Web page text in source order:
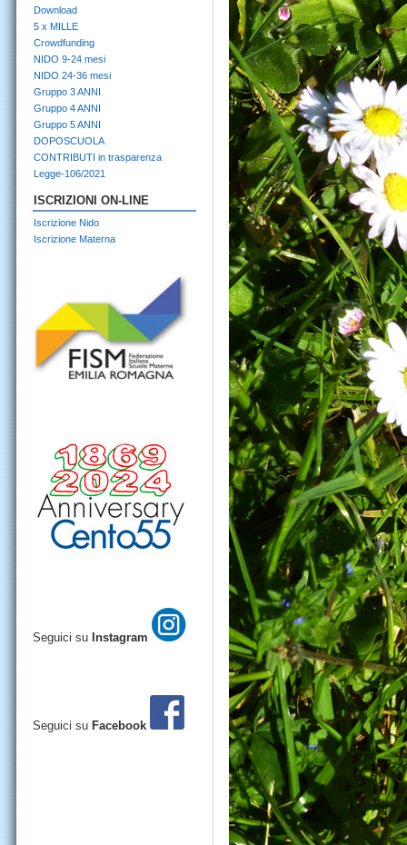
Download
5 x MILLE
Crowdfunding
NIDO 9-24 mesi
NIDO 24-36 mesi
Gruppo 3 ANNI
Gruppo 4 ANNI
Gruppo 5 ANNI
DOPOSCUOLA
CONTRIBUTI in trasparenza
Legge-106/2021
ISCRIZIONI ON-LINE
Iscrizione Nido
Iscrizione Materna
Seguici su Instagram
Seguici su Facebook